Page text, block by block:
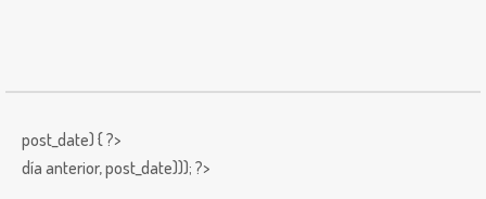
post_date) { ?>
día anterior,post_date))); ?>